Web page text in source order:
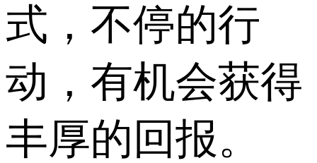
式，不停的行
动，有机会获得
丰厚的回报。